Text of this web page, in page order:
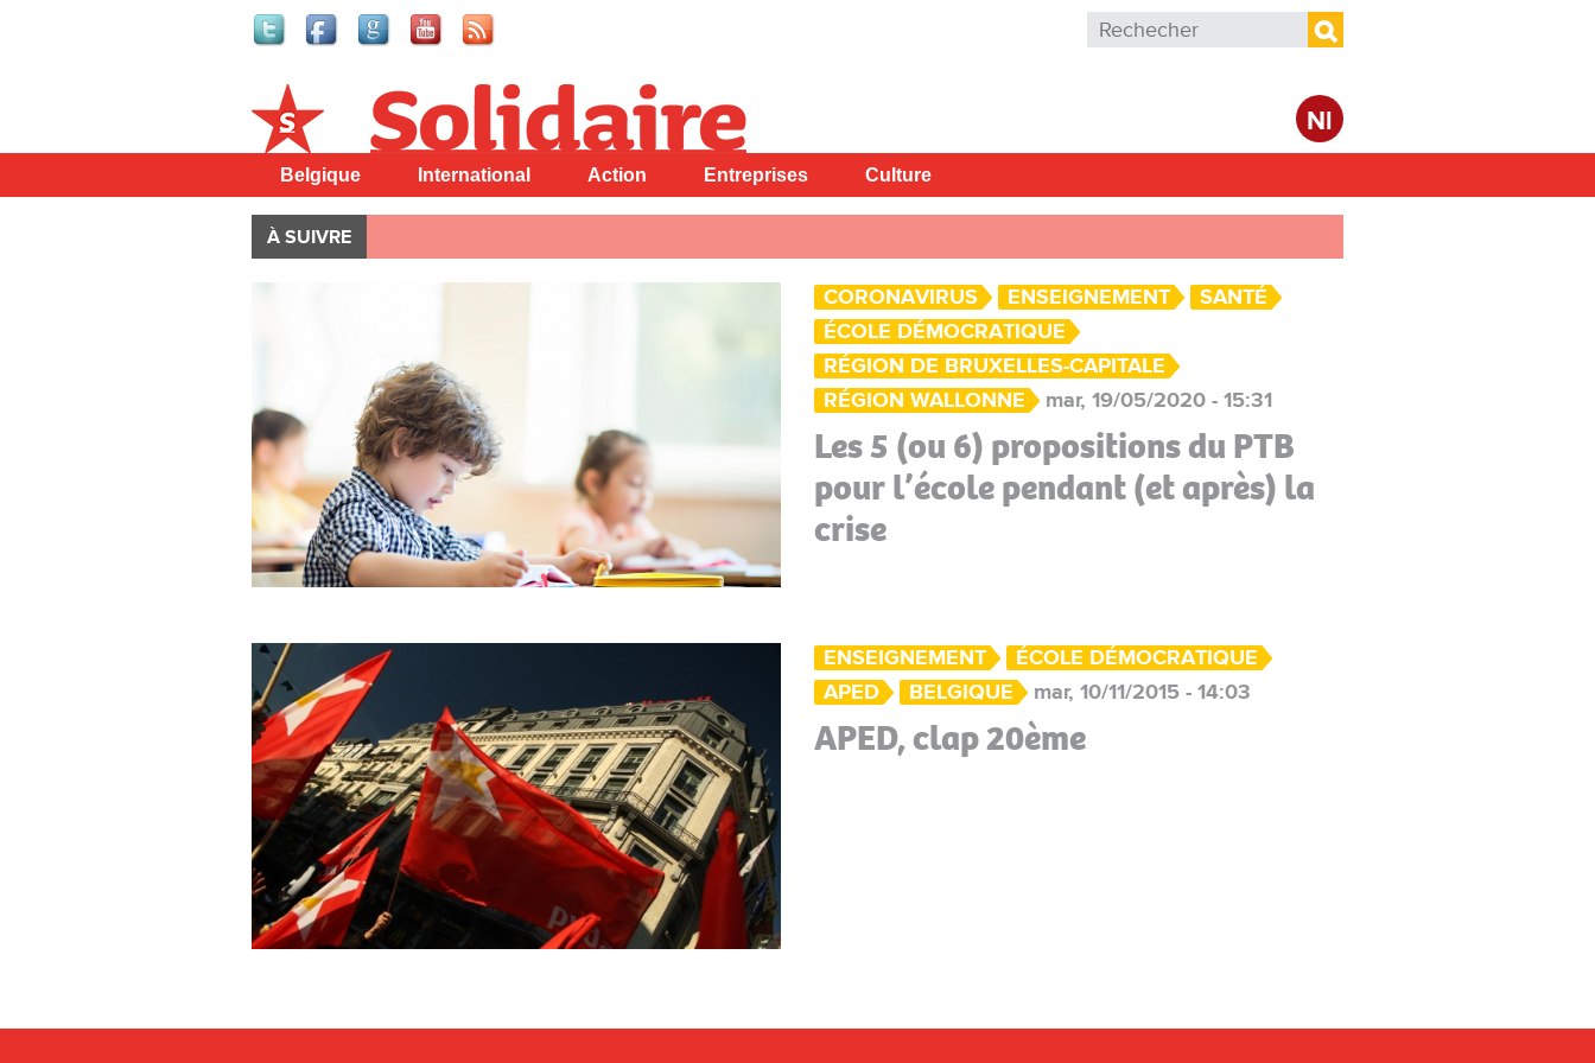
Formulaire de recherche
Rechercher
Nl
Solidaire
Belgique International Action Entreprises Culture
À SUIVRE
CORONAVIRUS ENSEIGNEMENT
SANTÉ
ÉCOLE DÉMOCRATIQUE
RÉGION DE BRUXELLES-CAPITALE
RÉGION WALLONNE
mar, 19/05/2020 - 15:31
Les 5 (ou 6) propositions du PTB
pour l’école pendant (et après) la
crise
ENSEIGNEMENT
ÉCOLE DÉMOCRATIQUE
APED
BELGIQUE mar, 10/11/2015 - 14:03
APED, clap 20ème